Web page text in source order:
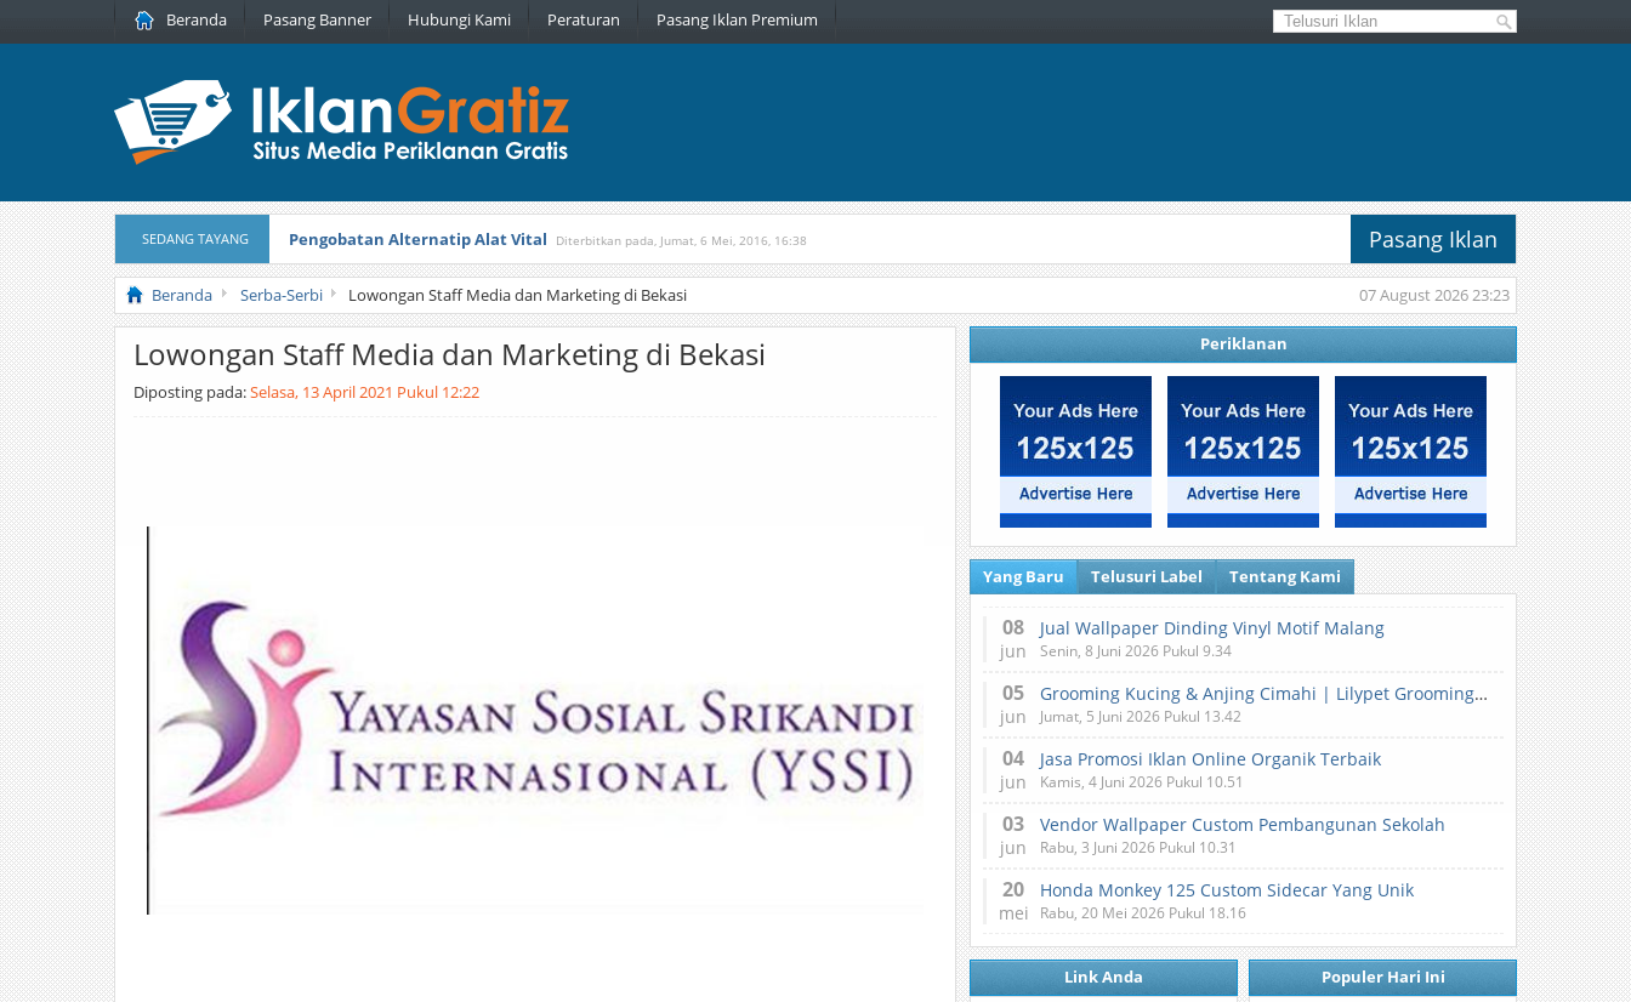
Beranda Pasang Banner Hubungi Kami Peraturan Pasang Iklan Premium
SEDANG TAYANG Pasang Iklan
Pengobatan Alternatip Alat Vital Diterbitkan pada, Jumat, 6 Mei, 2016, 16:38
Pita Cantik Pesona Diterbitkan pada, Kamis, 16 Februari, 2017, 21:34 07 August 2026 23:23
Beranda Serba-Serbi Lowongan Staff Media dan Marketing di Bekasi
Lowongan Staff Media dan Marketing di Bekasi
Diposting pada:Selasa, 13 April 2021 Pukul 12:22
Periklanan
Yang Baru Telusuri Label Tentang Kami
08
jun
Jual Wallpaper Dinding Vinyl Motif Malang
Senin, 8 Juni 2026 Pukul 9.34
05
jun
Grooming Kucing & Anjing Cimahi | Lilypet Grooming & Pet Hotel
Jumat, 5 Juni 2026 Pukul 13.42
04
jun
Jasa Promosi Iklan Online Organik Terbaik
Kamis, 4 Juni 2026 Pukul 10.51
03
jun
Vendor Wallpaper Custom Pembangunan Sekolah
Rabu, 3 Juni 2026 Pukul 10.31
20
mei
Honda Monkey 125 Custom Sidecar Yang Unik
Rabu, 20 Mei 2026 Pukul 18.16
Link Anda
Populer Hari Ini